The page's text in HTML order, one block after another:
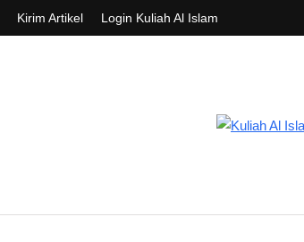
Kirim Artikel Login Kuliah Al Islam